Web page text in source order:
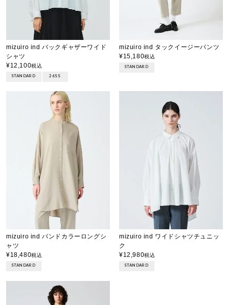
mizuiro ind バックギャザーワイド
シャツ
¥12,100税込
STANDARD 26SS
mizuiro ind タックイージーパンツ
¥15,180税込
STANDARD
mizuiro ind バンドカラーロングシ
ャツ
¥18,480税込
STANDARD
mizuiro ind ワイドシャツチュニッ
ク
¥12,980税込
STANDARD